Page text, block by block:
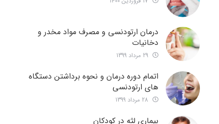
درمان ارتودنسی و مصرف مواد مخدر و
دخانیات
اتمام دوره درمان و نحوه برداشتن دستگاه
های ارتودنسی
بیماری لثه در کودکان